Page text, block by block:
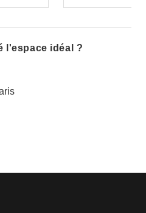
l'espace idéal ?